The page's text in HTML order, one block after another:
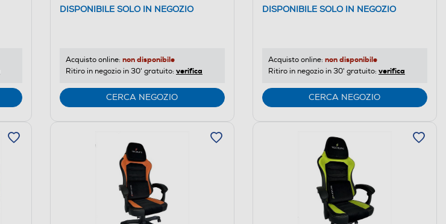
DISPONIBILE SOLO IN NEGOZIO
Acquisto online: non disponibile
Ritiro in negozio in 30' gratuito: verifica
CERCA NEGOZIO
DISPONIBILE SOLO IN NEGOZIO
Acquisto online: non disponibile
Ritiro in negozio in 30' gratuito: verifica
CERCA NEGOZIO